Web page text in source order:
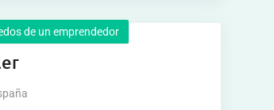
de un emprendedor